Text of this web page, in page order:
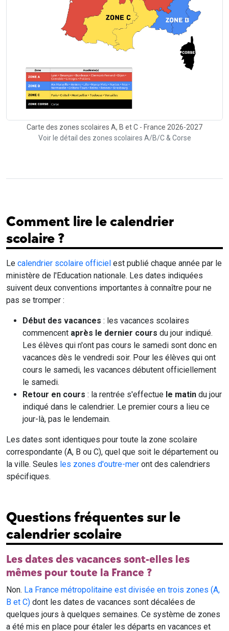
Carte des zones scolaires A, B et C - France 2026-2027
Voir le détail des zones scolaires A/B/C & Corse
Comment lire le calendrier
scolaire ?
Le calendrier scolaire officiel est publié chaque année par le
ministère de l'Education nationale. Les dates indiquées
suivent deux conventions importantes à connaître pour ne
pas se tromper :
Début des vacances : les vacances scolaires
commencent après le dernier cours du jour indiqué.
Les élèves qui n'ont pas cours le samedi sont donc en
vacances dès le vendredi soir. Pour les élèves qui ont
cours le samedi, les vacances débutent officiellement
le samedi.
Retour en cours : la rentrée s'effectue le matin du jour
indiqué dans le calendrier. Le premier cours a lieu ce
jour-là, pas le lendemain.
Les dates sont identiques pour toute la zone scolaire
correspondante (A, B ou C), quel que soit le département ou
la ville. Seules les zones d'outre-mer ont des calendriers
spécifiques.
Questions fréquentes sur le
calendrier scolaire
Les dates des vacances sont-elles les
mêmes pour toute la France ?
Non. La France métropolitaine est divisée en trois zones (A,
B et C) dont les dates de vacances sont décalées de
quelques jours à quelques semaines. Ce système de zones
a été mis en place pour étaler les départs en vacances et